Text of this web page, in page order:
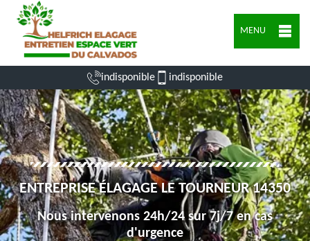
MENU
indisponible indisponible
ENTREPRISE ÉLAGAGE LE TOURNEUR 14350
Nous intervenons 24h/24 sur 7j/7 en cas
d'urgence